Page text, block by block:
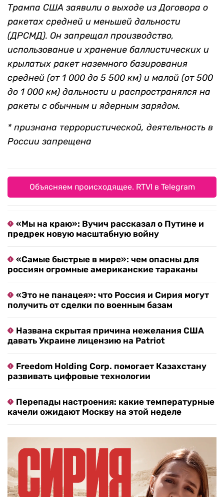
Трампа США заявили о выходе из Договора о
ракетах средней и меньшей дальности
(ДРСМД). Он запрещал производство,
использование и хранение баллистических и
крылатых ракет наземного базирования
средней (от 1 000 до 5 500 км) и малой (от 500
до 1 000 км) дальности и распространялся на
ракеты с обычным и ядерным зарядом.
* признана террористической, деятельность в
России запрещена
Объясняем происходящее. RTVI в Telegram
«Мы на краю»: Вучич рассказал о Путине и
предрек новую масштабную войну
«Самые быстрые в мире»: чем опасны для
россиян огромные американские тараканы
«Это не панацея»: что Россия и Сирия могут
получить от сделки по военным базам
Названа скрытая причина нежелания США
давать Украине лицензию на Patriot
Freedom Holding Corp. помогает Казахстану
развивать цифровые технологии
Перепады настроения: какие температурные
качели ожидают Москву на этой неделе